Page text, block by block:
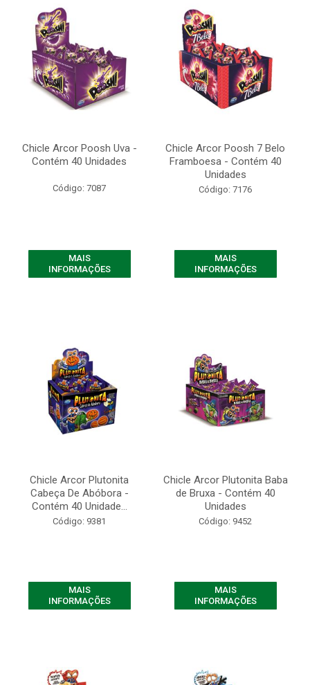
Chicle Arcor Poosh Uva -
Contém 40 Unidades
Código: 7087
MAIS
INFORMAÇÕES
Chicle Arcor Poosh 7 Belo
Framboesa - Contém 40
Unidades
Código: 7176
MAIS
INFORMAÇÕES
Chicle Arcor Plutonita
Cabeça De Abóbora -
Contém 40 Unidade...
Código: 9381
MAIS
INFORMAÇÕES
Chicle Arcor Plutonita Baba
de Bruxa - Contém 40
Unidades
Código: 9452
MAIS
INFORMAÇÕES